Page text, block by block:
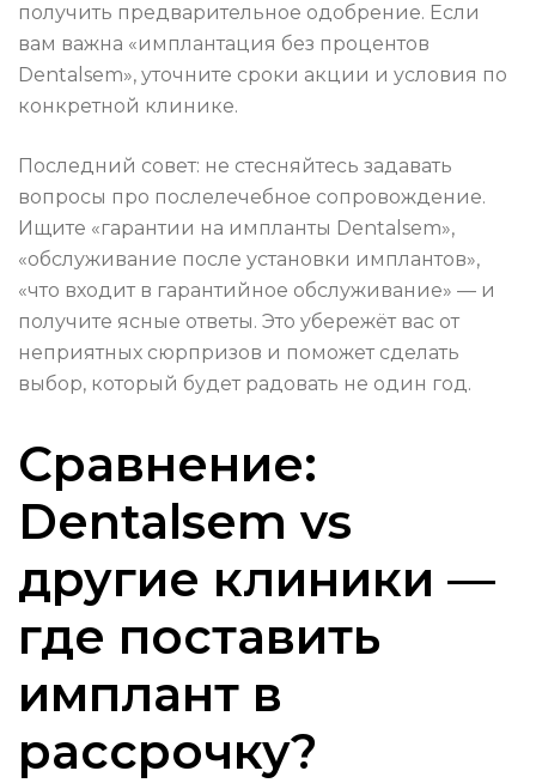
получить предварительное одобрение. Если
вам важна «имплантация без процентов
Dentalsem», уточните сроки акции и условия по
конкретной клинике.
Последний совет: не стесняйтесь задавать
вопросы про послелечебное сопровождение.
Ищите «гарантии на импланты Dentalsem»,
«обслуживание после установки имплантов»,
«что входит в гарантийное обслуживание» — и
получите ясные ответы. Это убережёт вас от
неприятных сюрпризов и поможет сделать
выбор, который будет радовать не один год.
Сравнение:
Dentalsem vs
другие клиники —
где поставить
имплант в
рассрочку?